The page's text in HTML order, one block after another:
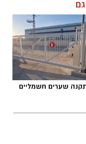
שערים חשמליים